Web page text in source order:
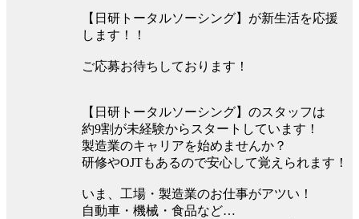
【日研トータルソーシング】が新生活を応援
します！！
ご応募お待ちしております！
【日研トータルソーシング】のスタッフは
約9割が未経験からスタートしています！
製造業のキャリアを始めませんか？
研修やOJTもあるので安心して覚えられます！
いま、工場・製造業のお仕事がアツい！
自動車・機械・食品など…